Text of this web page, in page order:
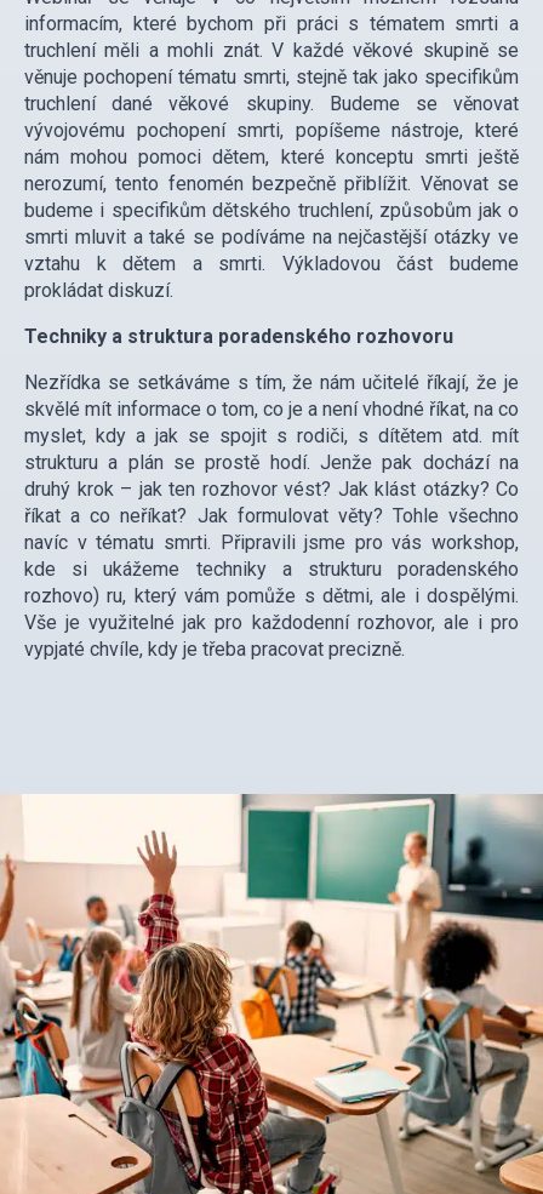
informacím, které bychom při práci s tématem smrti a
truchlení měli a mohli znát. V každé věkové skupině se
věnuje pochopení tématu smrti, stejně tak jako specifikům
truchlení dané věkové skupiny. Budeme se věnovat
vývojovému pochopení smrti, popíšeme nástroje, které
nám mohou pomoci dětem, které konceptu smrti ještě
nerozumí, tento fenomén bezpečně přiblížit. Věnovat se
budeme i specifikům dětského truchlení, způsobům jak o
smrti mluvit a také se podíváme na nejčastější otázky ve
vztahu k dětem a smrti. Výkladovou část budeme
prokládat diskuzí.
Techniky a struktura poradenského rozhovoru
Nezřídka se setkáváme s tím, že nám učitelé říkají, že je
skvělé mít informace o tom, co je a není vhodné říkat, na co
myslet, kdy a jak se spojit s rodiči, s dítětem atd. mít
strukturu a plán se prostě hodí. Jenže pak dochází na
druhý krok – jak ten rozhovor vést? Jak klást otázky? Co
říkat a co neříkat? Jak formulovat věty? Tohle všechno
navíc v tématu smrti. Připravili jsme pro vás workshop,
kde si ukážeme techniky a strukturu poradenského
rozhovo) ru, který vám pomůže s dětmi, ale i dospělými.
Vše je využitelné jak pro každodenní rozhovor, ale i pro
vypjaté chvíle, kdy je třeba pracovat precizně.